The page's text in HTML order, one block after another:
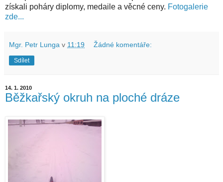
získali poháry diplomy, medaile a věcné ceny. Fotogalerie
zde...
Mgr. Petr Lunga v 11:19 Žádné komentáře:
Sdílet
14. 1. 2010
Běžkařský okruh na ploché dráze